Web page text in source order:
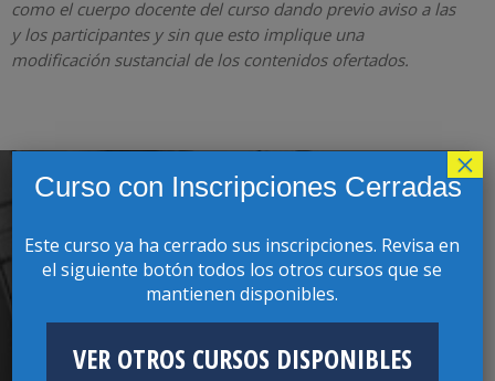
como el cuerpo docente del curso dando previo aviso a las
y los participantes y sin que esto implique una
modificación sustancial de los contenidos ofertados.
SOLICITAR INFORMACIÓN
Apellidos
Curso con Inscripciones Cerradas
Este curso ya ha cerrado sus inscripciones. Revisa en
el siguiente botón todos los otros cursos que se
mantienen disponibles.
VER OTROS CURSOS DISPONIBLES
×